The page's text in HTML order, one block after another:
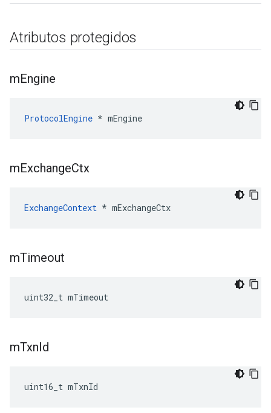
Atributos protegidos
mEngine
ProtocolEngine * mEngine
mExchangeCtx
ExchangeContext * mExchangeCtx
mTimeout
uint32_t mTimeout
mTxnId
uint16_t mTxnId